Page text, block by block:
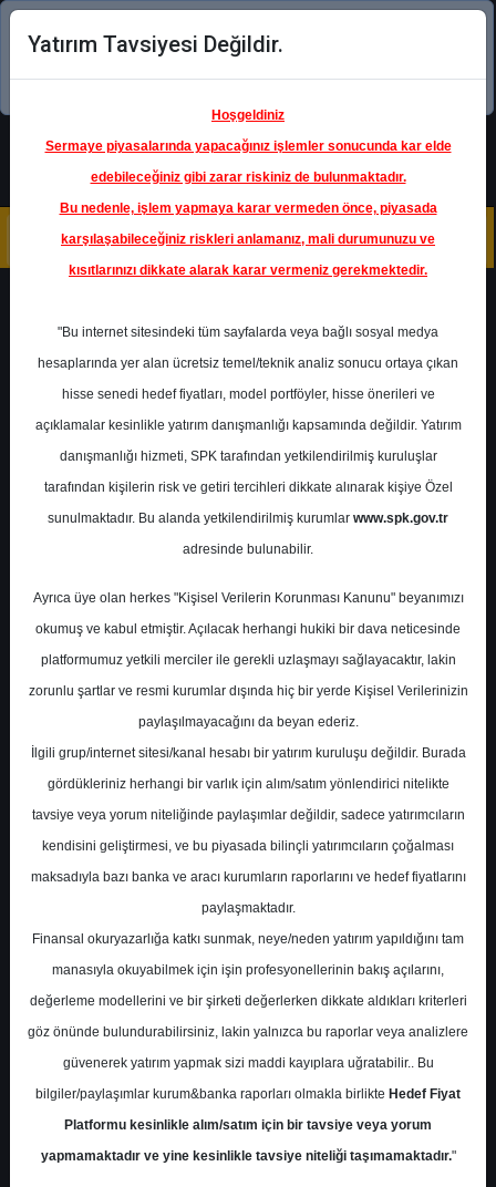
Şimdi uygulamayı indirin!
ALARK- ALARKO HOLDİNG A.Ş.
Hedef Fiyat 162.00 ₺
Getiri
%0.00
2 7
En Yüksek Tahmin
Ortalama Fiyat Tahmini
Ortalama Getiri Potansiyeli
Kurum Sayısı
3
3
Yatırım Tavsiyesi Değildir.
Hoşgeldiniz
Sermaye piyasalarında yapacağınız işlemler sonucunda kar elde
edebileceğiniz gibi zarar riskiniz de bulunmaktadır.
Bu nedenle, işlem yapmaya karar vermeden önce, piyasada
karşılaşabileceğiniz riskleri anlamanız, mali durumunuzu ve
kısıtlarınızı dikkate alarak karar vermeniz gerekmektedir.
"Bu internet sitesindeki tüm sayfalarda veya bağlı sosyal medya
hesaplarında yer alan ücretsiz temel/teknik analiz sonucu ortaya çıkan
hisse senedi hedef fiyatları, model portföyler, hisse önerileri ve
açıklamalar kesinlikle yatırım danışmanlığı kapsamında değildir. Yatırım
danışmanlığı hizmeti, SPK tarafından yetkilendirilmiş kuruluşlar
tarafından kişilerin risk ve getiri tercihleri dikkate alınarak kişiye Özel
sunulmaktadır. Bu alanda yetkilendirilmiş kurumlar www.spk.gov.tr
adresinde bulunabilir.
Ayrıca üye olan herkes "Kişisel Verilerin Korunması Kanunu" beyanımızı
okumuş ve kabul etmiştir. Açılacak herhangi hukiki bir dava neticesinde
platformumuz yetkili merciler ile gerekli uzlaşmayı sağlayacaktır, lakin
zorunlu şartlar ve resmi kurumlar dışında hiç bir yerde Kişisel Verilerinizin
paylaşılmayacağını da beyan ederiz.
İlgili grup/internet sitesi/kanal hesabı bir yatırım kuruluşu değildir. Burada
gördükleriniz herhangi bir varlık için alım/satım yönlendirici nitelikte
tavsiye veya yorum niteliğinde paylaşımlar değildir, sadece yatırımcıların
kendisini geliştirmesi, ve bu piyasada bilinçli yatırımcıların çoğalması
maksadıyla bazı banka ve aracı kurumların raporlarını ve hedef fiyatlarını
paylaşmaktadır.
Finansal okuryazarlığa katkı sunmak, neye/neden yatırım yapıldığını tam
manasıyla okuyabilmek için işin profesyonellerinin bakış açılarını,
değerleme modellerini ve bir şirketi değerlerken dikkate aldıkları kriterleri
göz önünde bulundurabilirsiniz, lakin yalnızca bu raporlar veya analizlere
güvenerek yatırım yapmak sizi maddi kayıplara uğratabilir.. Bu
bilgiler/paylaşımlar kurum&banka raporları olmakla birlikte Hedef Fiyat
Platformu kesinlikle alım/satım için bir tavsiye veya yorum
yapmamaktadır ve yine kesinlikle tavsiye niteliği taşımamaktadır."